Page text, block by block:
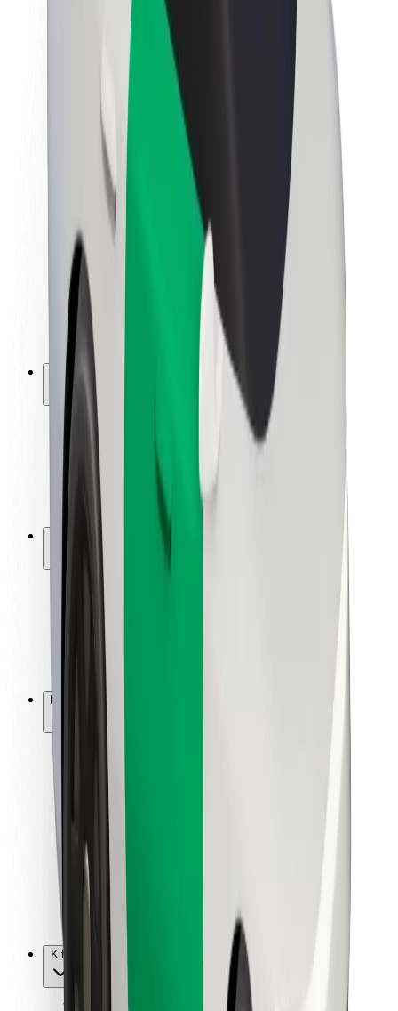
Apie „Bolt“
„Bolt“ tvarumo politika
Projektas „Zero“
Tinklaraštis
Naujienų centras
Prekių ženklo gairės
Investuotojams
Vadovybė
Prekės ženklas
Žiniasklaidai
„Urban Fund“
Saugumas
Keleivių saugumas
Vairuotojų saugumas
Paspirtukų saugumas
Saugumo laboratorija
Vietovės
Sprendimai miestams
Oro uostai
„Bolt“ įkrovimo stotelės
Vairuotojams
Kurjeriams
„Bolt Food“
Automobilių nuomos įmonių savininkams
Restoranams
„Bolt for Business“
Kita